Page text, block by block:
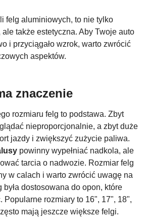
felg aluminiowych, to nie tylko
także estetyczna. Aby Twoje auto
i przyciągało wzrok, warto zwrócić
aspektów.
znaczenie
rozmiaru felg to podstawa. Zbyt
nieproporcjonalnie, a zbyt duże
jazdy i zwiększyć zużycie paliwa.
powinny wypełniać nadkola, ale
tarcia o nadwozie. Rozmiar felg
w calach i warto zwrócić uwagę na
była dostosowana do opon, które
Popularne rozmiary to 16", 17", 18",
mają jeszcze większe felgi.